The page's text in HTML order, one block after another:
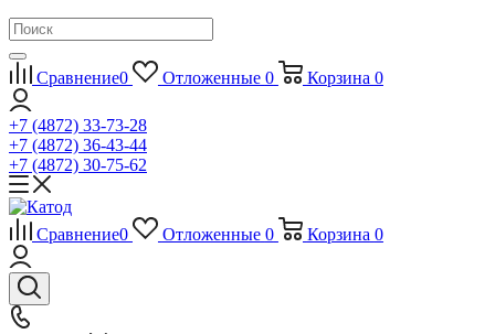
Сравнение0 Отложенные 0 Корзина 0
+7 (4872) 33-73-28
+7 (4872) 36-43-44
+7 (4872) 30-75-62
Сравнение0 Отложенные 0 Корзина 0